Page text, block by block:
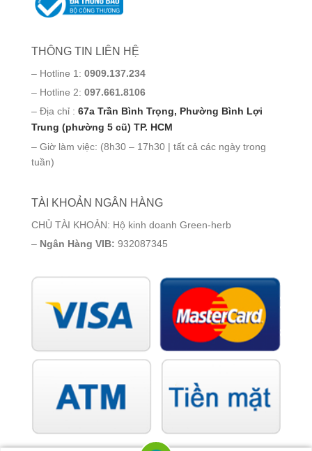
THÔNG TIN LIÊN HỆ
– Hotline 1: 0909.137.234
– Hotline 2: 097.661.8106
– Địa chỉ : 67a Trần Bình Trọng, Phường Bình Lợi
Trung (phường 5 cũ) TP. HCM
– Giờ làm việc: (8h30 – 17h30 | tất cả các ngày trong
tuần)
TÀI KHOẢN NGÂN HÀNG
CHỦ TÀI KHOẢN: Hộ kinh doanh Green-herb
– Ngân Hàng VIB: 932087345